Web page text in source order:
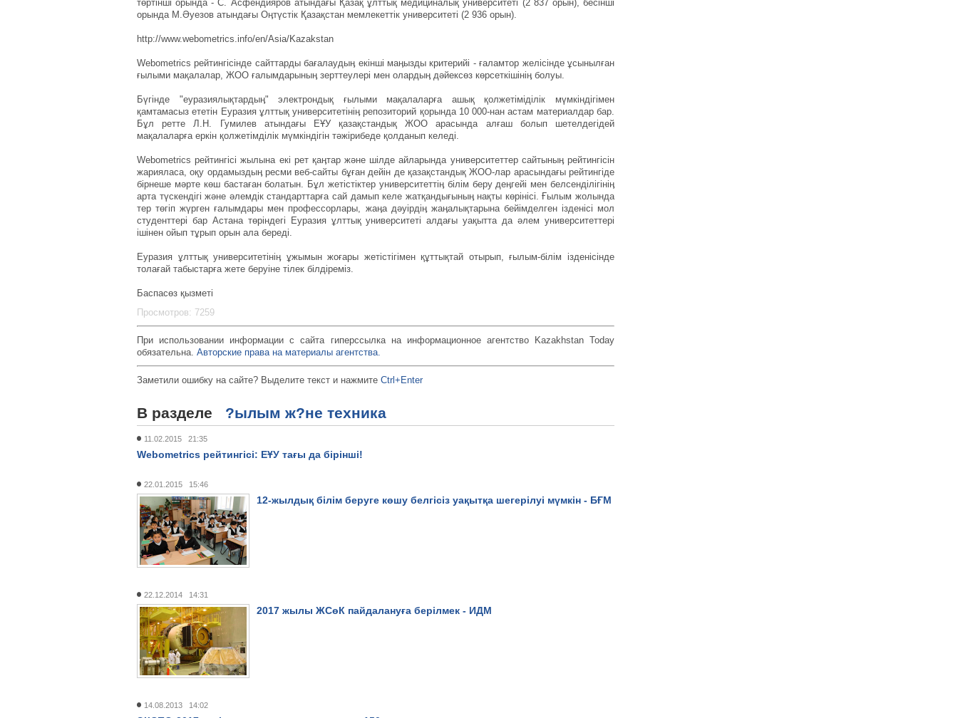
төртінші орында - С. Асфендияров атындағы Қазақ ұлттық медициналық университеті (2 837 орын), бесінші
орында М.Әуезов атындағы Оӊтүстік Қазақстан мемлекеттік университеті (2 936 орын).
http://www.webometrics.info/en/Asia/Kazakstan
Webometrics рейтингісінде сайттарды бағалаудыӊ екінші маӊызды критерийі - ғаламтор желісінде ұсынылған
ғылыми мақалалар, ЖОО ғалымдарыныӊ зерттеулері мен олардыӊ дәйексөз көрсеткішініӊ болуы.
Бүгінде "еуразиялықтардыӊ" электрондық ғылыми мақалаларға ашық қолжетіміділік мүмкіндігімен
қамтамасыз ететін Еуразия ұлттық университетініӊ репозиторий қорында 10 000-нан астам материалдар бар.
Бұл ретте Л.Н. Гумилев атындағы ЕҰУ қазақстандық ЖОО арасында алғаш болып шетелдегідей
мақалаларға еркін қолжетімділік мүмкіндігін тәжірибеде қолданып келеді.
Webometrics рейтингісі жылына екі рет қаӊтар және шілде айларында университеттер сайтыныӊ рейтингісін
жарияласа, оқу ордамыздыӊ ресми веб-сайты бұған дейін де қазақстандық ЖОО-лар арасындағы рейтингіде
бірнеше мәрте көш бастаған болатын. Бұл жетістіктер университеттіӊ білім беру деӊгейі мен белсенділігініӊ
арта түскендігі және әлемдік стандарттарға сай дамып келе жатқандығыныӊ нақты көрінісі. Ғылым жолында
тер төгіп жүрген ғалымдары мен профессорлары, жаӊа дәуірдіӊ жаӊалықтарына бейімделген ізденісі мол
студенттері бар Астана төріндегі Еуразия ұлттық университеті алдағы уақытта да әлем университеттері
ішінен ойып тұрып орын ала береді.
Еуразия ұлттық университетініӊ ұжымын жоғары жетістігімен құттықтай отырып, ғылым-білім ізденісінде
толағай табыстарға жете беруіне тілек білдіреміз.
Баспасөз қызметі
Просмотров: 7259
При использовании информации с сайта гиперссылка на информационное агентство Kazakhstan Today
обязательна. Авторские права на материалы агентства.
Заметили ошибку на сайте? Выделите текст и нажмите Ctrl+Enter
В разделе ?ылым ж?не техника
11.02.2015 21:35
Webometrics рейтингісі: ЕҰУ тағы да бірінші!
22.01.2015 15:46
12-жылдық білім беруге көшу белгісіз уақытқа шегерілуі мүмкін - БҒМ
22.12.2014 14:31
2017 жылы ЖСөК пайдалануға берілмек - ИДМ
14.08.2013 14:02